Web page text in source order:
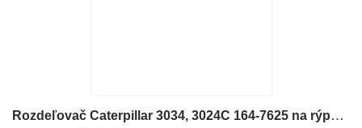
Rozdeľovač Caterpillar 3034, 3024C 164-7625 na rýpadla